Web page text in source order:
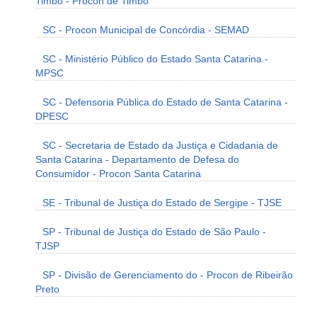
SC - Procon Municipal de Concórdia - SEMAD
SC - Ministério Público do Estado Santa Catarina -
MPSC
SC - Defensoria Pública do Estado de Santa Catarina -
DPESC
SC - Secretaria de Estado da Justiça e Cidadania de
Santa Catarina - Departamento de Defesa do
Consumidor - Procon Santa Catarina
SE - Tribunal de Justiça do Estado de Sergipe - TJSE
SP - Tribunal de Justiça do Estado de São Paulo -
TJSP
SP - Divisão de Gerenciamento do - Procon de Ribeirão
Preto